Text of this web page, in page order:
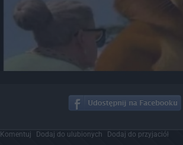
Komentuj Dodaj do ulubionych Dodaj do przyjaciół